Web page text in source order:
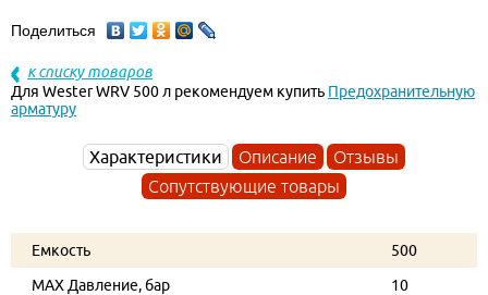
Поделиться
к списку товаров
Для Wester WRV 500 л рекомендуем купить Предохранительную
арматуру
Характеристики Описание
Отзывы
Сопутствующие товары
Емкость
500
MAX Давление, бар
10